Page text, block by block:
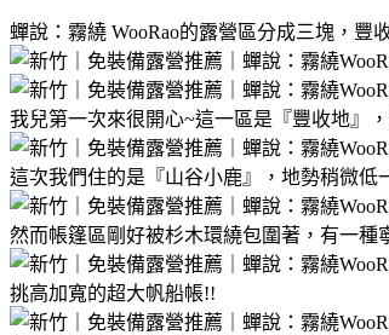
蟬說：霧繞 WooRao的露營區分成三塊，
我兒第一次來很開心~這一區是『豐收地』
這次我們住的是『山谷小鹿』，地勢稍微低
然而帳篷區剛好被杉木環繞包圍著，有一
挑高加寬的超大帆船帳!!